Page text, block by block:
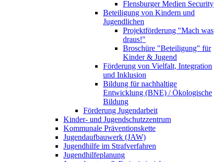
Flensburger Medien Security
Beteiligung von Kindern und
Jugendlichen
Projektförderung "Mach was
draus!"
Broschüre "Beteiligung" für
Kinder & Jugend
Förderung von Vielfalt, Integration
und Inklusion
Bildung für nachhaltige
Entwicklung (BNE) / Ökologische
Bildung
Förderung Jugendarbeit
Kinder- und Jugendschutzzentrum
Kommunale Präventionskette
Jugendaufbauwerk (JAW)
Jugendhilfe im Strafverfahren
Jugendhilfeplanung